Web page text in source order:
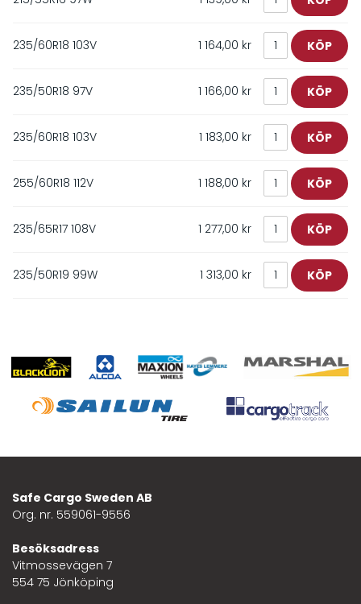
235/60R18 103V 1 164,00 kr
235/50R18 97V 1 166,00 kr
235/60R18 103V 1 183,00 kr
255/60R18 112V 1 188,00 kr
235/65R17 108V 1 277,00 kr
235/50R19 99W 1 313,00 kr
Safe Cargo Sweden AB
Org. nr. 559061-9556
Besöksadress
Vitmossevägen 7
554 75 Jönköping